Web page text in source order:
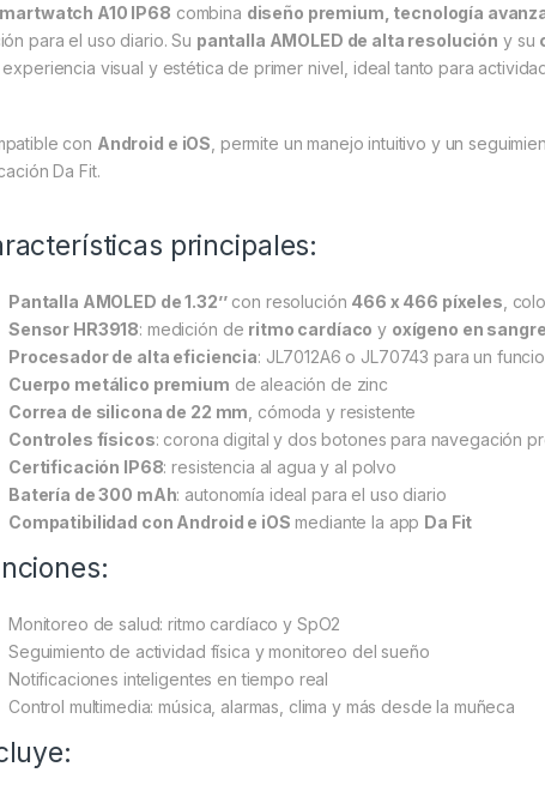
A10 IP68 combina diseño premium, tecnología
para el uso diario. Su pantalla AMOLED de alta resolución y su
experiencia visual y estética de primer nivel, ideal tanto para
con Android e iOS , permite un manejo intuitivo y un
Da Fit.
principales:
Pantalla AMOLED de 1.32’’con resolución 466 x 466 píxeles ,
Sensor HR3918: medición de ritmo cardíaco y oxígeno en
Procesador de alta eficiencia: JL7012A6 o JL70743 para un
Cuerpo metálico premium de aleación de zinc
Correa de silicona de 22 mm , cómoda y resistente
Controles físicos: corona digital y dos botones para navegación
Certificación IP68: resistencia al agua y al polvo
Batería de 300 mAh: autonomía ideal para el uso diario
Compatibilidad con Android e iOS mediante la app Da Fit
Monitoreo de salud: ritmo cardíaco y SpO2
Seguimiento de actividad física y monitoreo del sueño
Notificaciones inteligentes en tiempo real
Control multimedia: música, alarmas, clima y más desde la muñeca